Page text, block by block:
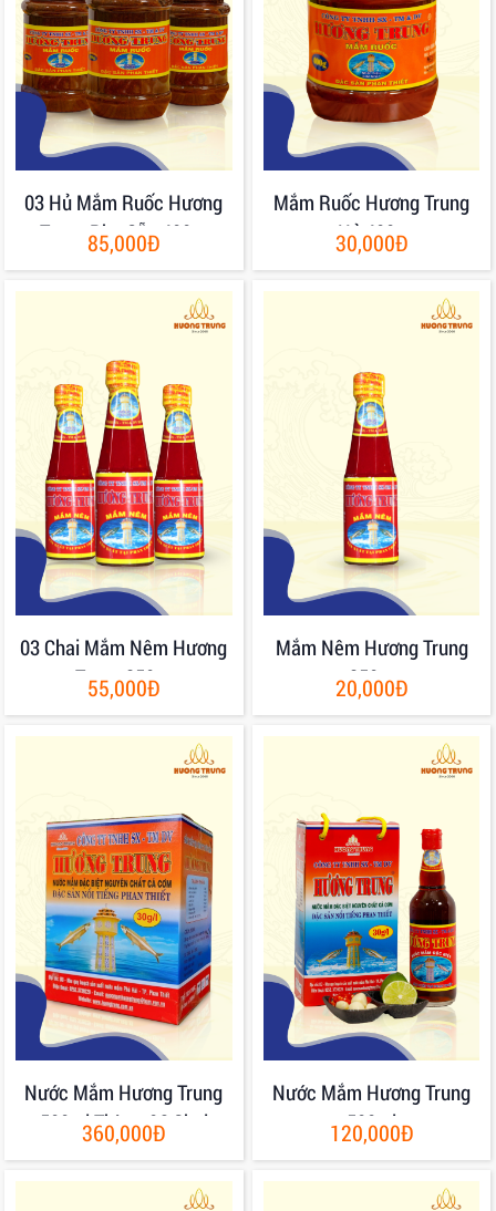
03 Hủ Mắm Ruốc Hương
Trung Pha Sẵn 400gr
85,000Đ
Mắm Ruốc Hương Trung
Hủ 400g
30,000Đ
03 Chai Mắm Nêm Hương
Trung 250gr
55,000Đ
Mắm Nêm Hương Trung
250gr
20,000Đ
Nước Mắm Hương Trung
500ml Thùng 06 Chai
360,000Đ
Nước Mắm Hương Trung
500ml
120,000Đ